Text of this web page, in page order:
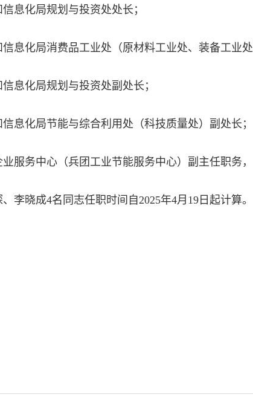
息化局规划与投资处处长；
息化局消费品工业处（原材料工业处、装备工业
息化局规划与投资处副处长；
息化局节能与综合利用处（科技质量处）副处长；
服务中心（兵团工业节能服务中心）副主任职务
李晓成4名同志任职时间自2025年4月19日起计算。